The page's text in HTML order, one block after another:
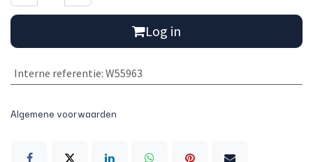
Log in
Interne referentie: W55963
Algemene voorwaarden